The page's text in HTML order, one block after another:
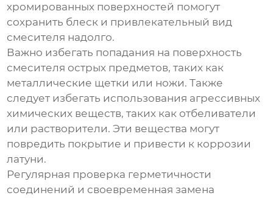
хромированных поверхностей помогут
сохранить блеск и привлекательный вид
смесителя надолго.
Важно избегать попадания на поверхность
смесителя острых предметов, таких как
металлические щетки или ножи. Также
следует избегать использования агрессивных
химических веществ, таких как отбеливатели
или растворители. Эти вещества могут
повредить покрытие и привести к коррозии
латуни.
Регулярная проверка герметичности
соединений и своевременная замена